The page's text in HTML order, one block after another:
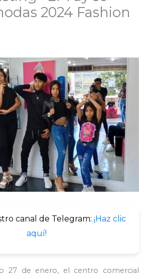
2024 Fashion
canal de Telegram: ¡Haz clic
aquí!
27 de enero, el centro comercial